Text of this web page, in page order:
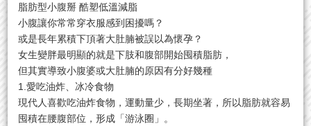
脂肪型小腹掰 酷塑低溫減脂
小腹讓你常常穿衣服感到困擾嗎？
或是長年累積下頂著大肚腩被誤以為懷孕？
女生變胖最明顯的就是下肢和腹部開始囤積脂肪，
但其實導致小腹婆或大肚腩的原因有分好幾種
1.愛吃油炸、冰冷食物
現代人喜歡吃油炸食物，運動量少，長期坐著，所以脂肪就容易
囤積在腰腹部位，形成「游泳圈」。